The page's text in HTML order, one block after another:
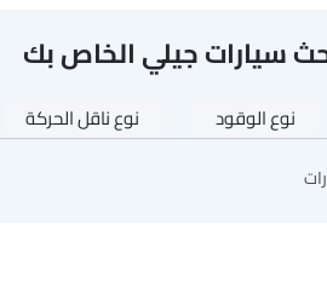
سيارات جيلي الخاص بك
نوع الوقود نوع ناقل الحركة